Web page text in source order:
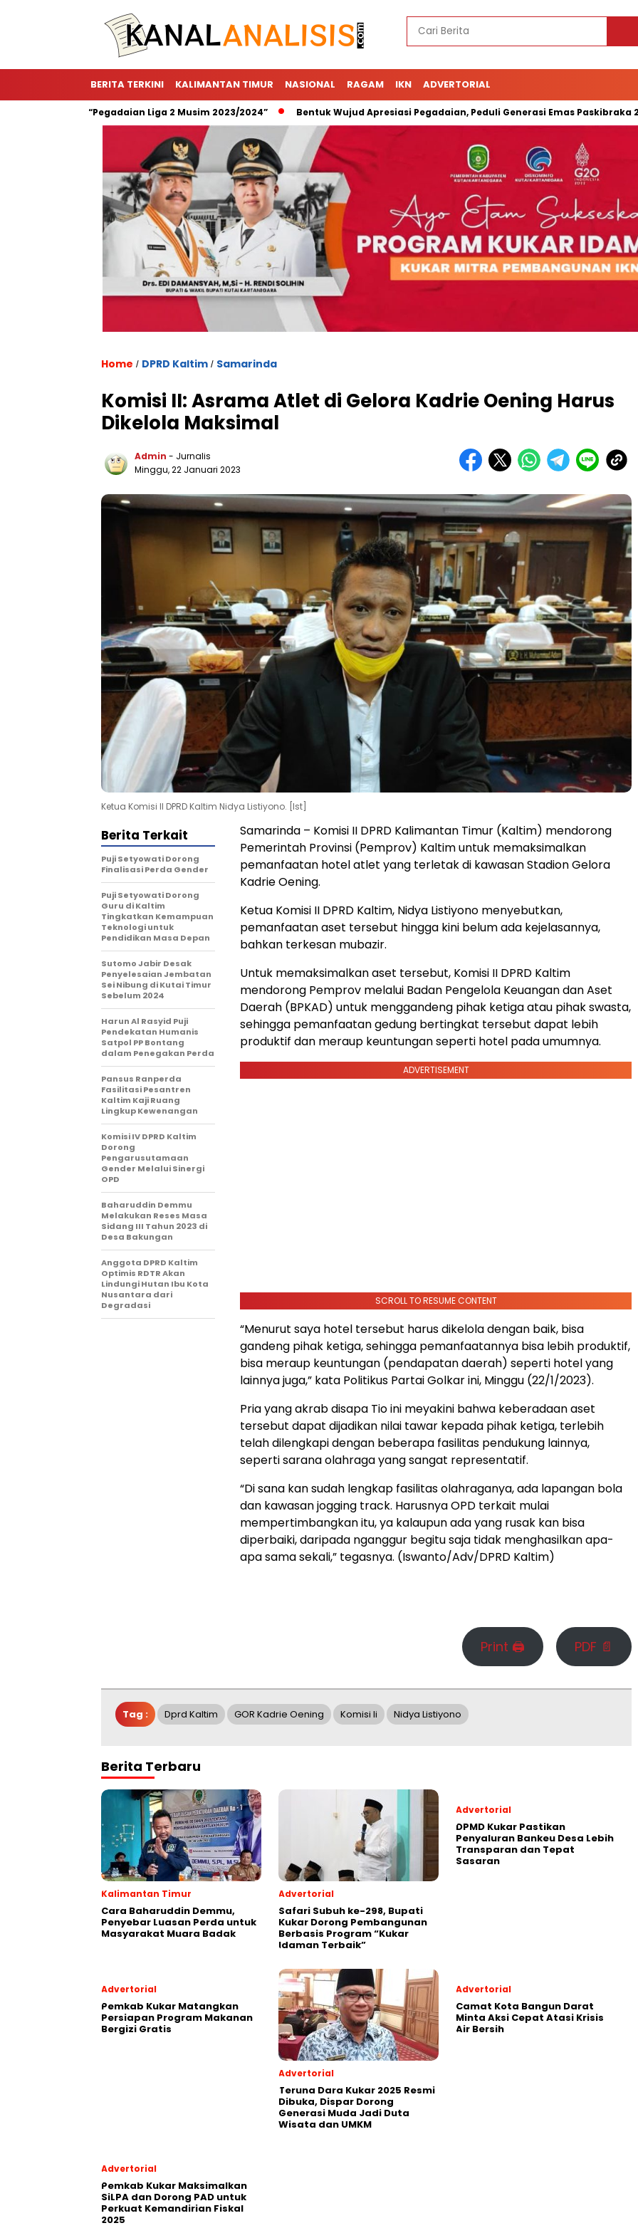
BERITA TERKINI KALIMANTAN TIMUR NASIONAL RAGAM IKN ADVERTORIAL
Utama “Pegadaian Liga 2 Musim 2023/2024” Bentuk Wujud Apresiasi Pegadaian, Peduli Generasi Emas Paskibraka 2023
Home / DPRD Kaltim / Samarinda
Komisi II: Asrama Atlet di Gelora Kadrie Oening Harus
Dikelola Maksimal
Admin - Jurnalis
Minggu, 22 Januari 2023
Ketua Komisi II DPRD Kaltim Nidya Listiyono. [Ist]
Samarinda – Komisi II DPRD Kalimantan Timur (Kaltim) mendorong
Pemerintah Provinsi (Pemprov) Kaltim untuk memaksimalkan
pemanfaatan hotel atlet yang terletak di kawasan Stadion Gelora
Kadrie Oening.
Ketua Komisi II DPRD Kaltim, Nidya Listiyono menyebutkan,
pemanfaatan aset tersebut hingga kini belum ada kejelasannya,
bahkan terkesan mubazir.
Untuk memaksimalkan aset tersebut, Komisi II DPRD Kaltim
mendorong Pemprov melalui Badan Pengelola Keuangan dan Aset
Daerah (BPKAD) untuk menggandeng pihak ketiga atau pihak swasta,
sehingga pemanfaatan gedung bertingkat tersebut dapat lebih
produktif dan meraup keuntungan seperti hotel pada umumnya.
ADVERTISEMENT
SCROLL TO RESUME CONTENT
“Menurut saya hotel tersebut harus dikelola dengan baik, bisa
gandeng pihak ketiga, sehingga pemanfaatannya bisa lebih produktif,
bisa meraup keuntungan (pendapatan daerah) seperti hotel yang
lainnya juga,” kata Politikus Partai Golkar ini, Minggu (22/1/2023).
Pria yang akrab disapa Tio ini meyakini bahwa keberadaan aset
tersebut dapat dijadikan nilai tawar kepada pihak ketiga, terlebih
telah dilengkapi dengan beberapa fasilitas pendukung lainnya,
seperti sarana olahraga yang sangat representatif.
“Di sana kan sudah lengkap fasilitas olahraganya, ada lapangan bola
dan kawasan jogging track. Harusnya OPD terkait mulai
mempertimbangkan itu, ya kalaupun ada yang rusak kan bisa
diperbaiki, daripada nganggur begitu saja tidak menghasilkan apa-
apa sama sekali,” tegasnya. (Iswanto/Adv/DPRD Kaltim)
Print 🖨 PDF 📄
Berita Terkait
Puji Setyowati Dorong
Finalisasi Perda Gender
Puji Setyowati Dorong
Guru di Kaltim
Tingkatkan Kemampuan
Teknologi untuk
Pendidikan Masa Depan
Sutomo Jabir Desak
Penyelesaian Jembatan
Sei Nibung di Kutai Timur
Sebelum 2024
Harun Al Rasyid Puji
Pendekatan Humanis
Satpol PP Bontang
dalam Penegakan Perda
Pansus Ranperda
Fasilitasi Pesantren
Kaltim Kaji Ruang
Lingkup Kewenangan
Komisi IV DPRD Kaltim
Dorong
Pengarusutamaan
Gender Melalui Sinergi
OPD
Baharuddin Demmu
Melakukan Reses Masa
Sidang III Tahun 2023 di
Desa Bakungan
Anggota DPRD Kaltim
Optimis RDTR Akan
Lindungi Hutan Ibu Kota
Nusantara dari
Degradasi
Tag : Dprd Kaltim GOR Kadrie Oening Komisi Ii Nidya Listiyono
Berita Terbaru
Kalimantan Timur
Cara Baharuddin Demmu,
Penyebar Luasan Perda untuk
Masyarakat Muara Badak
Advertorial
Safari Subuh ke-298, Bupati
Kukar Dorong Pembangunan
Berbasis Program “Kukar
Idaman Terbaik”
Advertorial
DPMD Kukar Pastikan
Penyaluran Bankeu Desa Lebih
Transparan dan Tepat
Sasaran
Advertorial
Pemkab Kukar Matangkan
Persiapan Program Makanan
Bergizi Gratis
Advertorial
Teruna Dara Kukar 2025 Resmi
Dibuka, Dispar Dorong
Generasi Muda Jadi Duta
Wisata dan UMKM
Advertorial
Camat Kota Bangun Darat
Minta Aksi Cepat Atasi Krisis
Air Bersih
Advertorial
Pemkab Kukar Maksimalkan
SiLPA dan Dorong PAD untuk
Perkuat Kemandirian Fiskal
2025